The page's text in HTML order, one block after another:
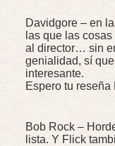
Davidgore – en
las que las
al director… sin
genialidad, sí
interesante.
Espero tu
Bob Rock –
lista. Y Flick